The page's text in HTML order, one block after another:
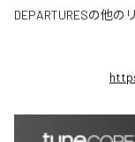
DEPARTURESの他の